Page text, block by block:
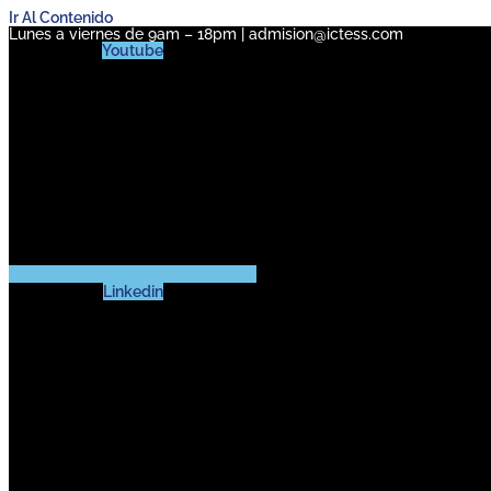
Ir Al Contenido
Lunes a viernes de 9am – 18pm | admision@ictess.com
Youtube
Linkedin